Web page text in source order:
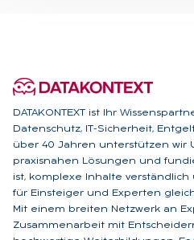
DATAKONTEXT ist Ihr
Datenschutz, IT-Sicherheit,
über 40 Jahren unterstützen wir
praxisnahen Lösungen und
ist, komplexe Inhalte
für Einsteiger und Experten
Mit einem breiten Netzwerk an
Zusammenarbeit mit